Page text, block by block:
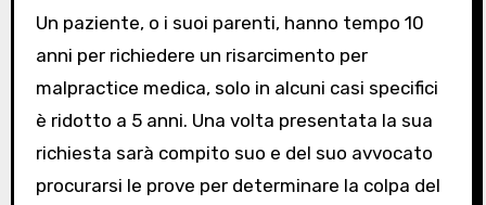
Un paziente, o i suoi parenti, hanno tempo 10
anni per richiedere un risarcimento per
malpractice medica, solo in alcuni casi specifici
è ridotto a 5 anni. Una volta presentata la sua
richiesta sarà compito suo e del suo avvocato
procurarsi le prove per determinare la colpa del